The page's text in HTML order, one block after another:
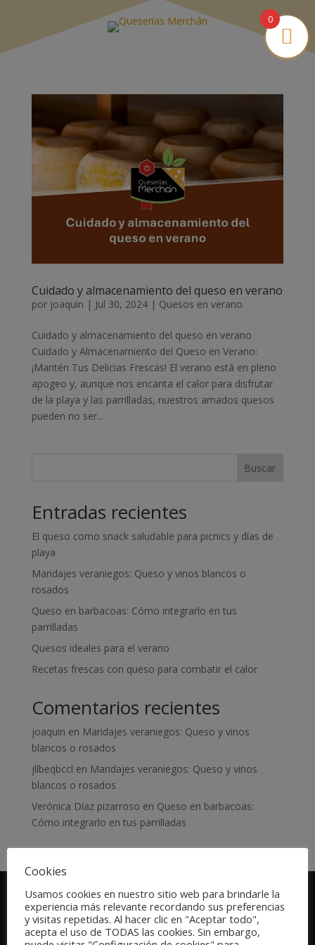
Cuidado y almacenamiento del queso en verano
por joaquin | Jul 30, 2024| Quesos en verano
Cuidado y almacenamiento del queso en verano
Cuidado y Almacenamiento del Queso en Verano:
¡Mantén Tus Delicias Frescas! El verano está en pleno
apogeo y, aunque nos encanta el calor para disfrutar
de la playa y las parrilladas, nuestros amados quesos
pueden no ser...
Buscar
Entradas recientes
El queso como snack saludable para picnics y días de
playa
Maridajes veraniegos: Queso y vinos blancos o
rosados
Queso en barbacoas: Cómo integrarlo en tus
parrilladas
Quesos ideales para el verano
Recetas frescas con queso para combatir el calor
Comentarios recientes
joaquin en Maridajes veraniegos: Queso y vinos
blancos o rosados
jllbeqbccl en Maridajes veraniegos: Queso y vinos
blancos o rosados
Verónica Díaz pizarroso en Queso en barbacoas:
Cómo integrarlo en tus parrilladas
Quesos
Cookies
Usamos cookies en nuestro sitio web para brindarle la
experiencia más relevante recordando sus preferencias
y visitas repetidas. Al hacer clic en "Aceptar todo",
acepta el uso de TODAS las cookies. Sin embargo,
0